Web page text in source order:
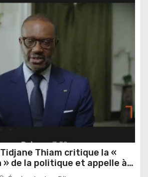
Tidjane Thiam critique la «
de la politique et appelle à